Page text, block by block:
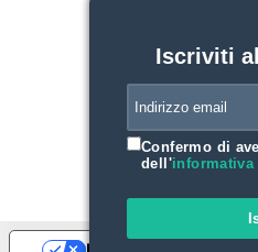
Iscriviti
Confermo di
dell'